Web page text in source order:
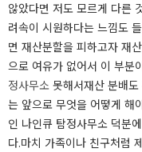
않았다면 저도 모르게 다른
려​속이 시원하다는 느낌도
면 재산​분할을 피하고자 재
으로 여유가 없어서 이 부분
정사무소 못해서​재산 분배
는 앞으로 무엇을 어떻게 해
인 나인큐 탐정사무소 덕분
다.​마치 가족이나 친구처럼